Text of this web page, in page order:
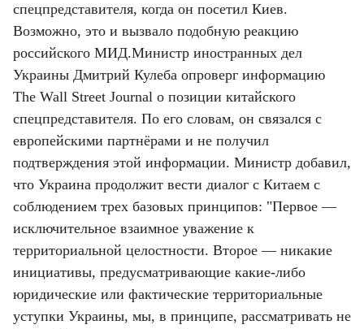
спецпредставителя, когда он посетил Киев.
Возможно, это и вызвало подобную реакцию
российского МИД.Министр иностранных дел
Украины Дмитрий Кулеба опроверг информацию
The Wall Street Journal о позиции китайского
спецпредставителя. По его словам, он связался с
европейскими партнёрами и не получил
подтверждения этой информации. Министр добавил,
что Украина продолжит вести диалог с Китаем с
соблюдением трех базовых принципов: "Первое —
исключительное взаимное уважение к
территориальной целостности. Второе — никакие
инициативы, предусматривающие какие-либо
юридические или фактические территориальные
уступки Украины, мы, в принципе, рассматривать не